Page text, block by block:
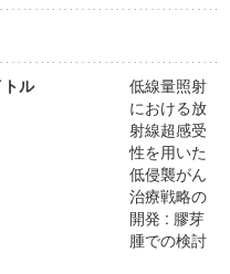
ル
低線量照射
における放
射線超感受
性を用いた
低侵襲がん
治療戦略の
開発 : 膠芽
腫での検討